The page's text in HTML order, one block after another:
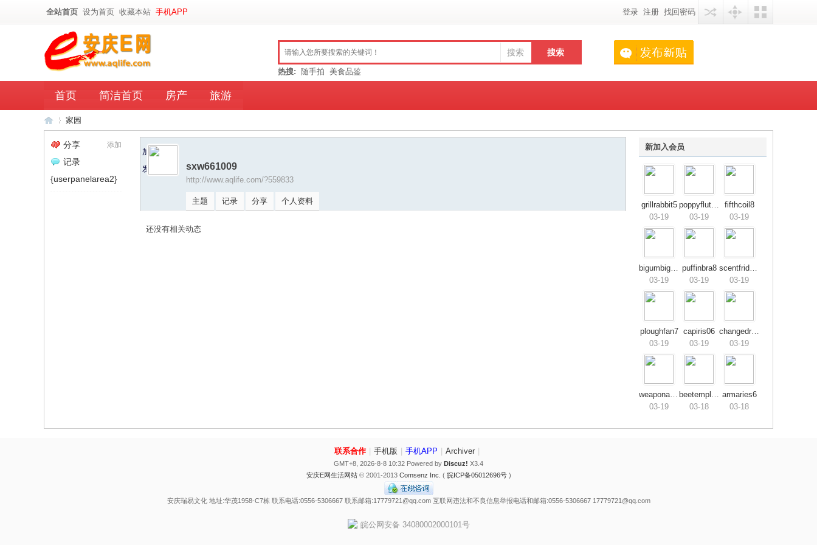
全站首页 设为首页 收藏本站 手机APP 登录 注册 找回密码
搜索 搜索
热搜: 随手拍 美食品鉴
首页 简洁首页 房产 旅游
家园
添加
分享
记录
{userpanelarea2}
新加入会员
grillrabbit5
03-19
poppyflute8
03-19
fifthcoil8
03-19
bigumbigum6
03-19
puffinbra8
03-19
scentfriday1
03-19
ploughfan7
03-19
capiris06
03-19
changedrive0
03-19
weaponactive2
03-19
beetemple76
03-18
armaries6
03-18
加为好友
发送消息
sxw661009
http://www.aqlife.com/?559833
主题 记录 分享 个人资料
还没有相关动态
联系合作 手机版 手机APP Archiver
GMT+8, 2026-8-8 10:32 Powered by Discuz! X3.4
安庆E网生活网站© 2001-2013 Comsenz Inc. ( 皖ICP备05012696号)
安庆瑞易文化 地址:华茂1958-C7栋 联系电话:0556-5306667 联系邮箱:17779721@qq.com 互联网违法和不良信息举报电话和邮箱:0556-5306667 17779721@qq.com
皖公网安备 34080002000101号